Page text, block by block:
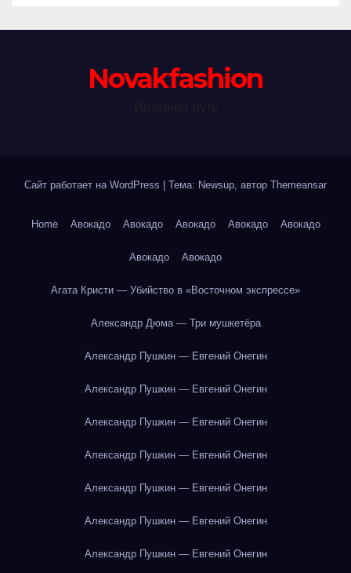
Novakfashion
Сайт работает на WordPress Тема: Newsup, автор Themeansar
Home Авокадо Авокадо Авокадо Авокадо Авокадо
Авокадо Авокадо
Агата Кристи — Убийство в «Восточном экспрессе»
Александр Дюма — Три мушкетёра
Александр Пушкин — Евгений Онегин
Александр Пушкин — Евгений Онегин
Александр Пушкин — Евгений Онегин
Александр Пушкин — Евгений Онегин
Александр Пушкин — Евгений Онегин
Александр Пушкин — Евгений Онегин
Александр Пушкин — Евгений Онегин